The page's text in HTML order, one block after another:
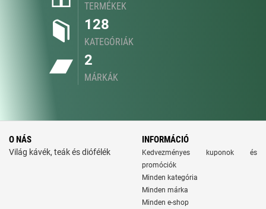
TERMÉKEK
128
KATEGÓRIÁK
2
MÁRKÁK
O NÁS
Világ kávék, teák és diófélék
INFORMÁCIÓ
Kedvezményes kuponok és
promóciók
Minden kategória
Minden márka
Minden e-shop